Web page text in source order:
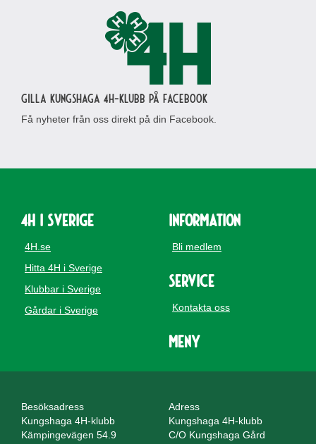
Gilla Kungshaga 4H-klubb på Facebook
Få nyheter från oss direkt på din Facebook.
4H i Sverige
4H.se
Hitta 4H i Sverige
Klubbar i Sverige
Gårdar i Sverige
Information
Bli medlem
Service
Kontakta oss
Meny
Besöksadress
Kungshaga 4H-klubb
Kämpingevägen 54.9
Adress
Kungshaga 4H-klubb
C/O Kungshaga Gård